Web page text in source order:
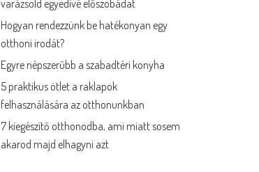
varázsold egyedivé előszobádat
Hogyan rendezzünk be hatékonyan egy
otthoni irodát?
Egyre népszerűbb a szabadtéri konyha
5 praktikus ötlet a raklapok
felhasználására az otthonunkban
7 kiegészítő otthonodba, ami miatt sosem
akarod majd elhagyni azt